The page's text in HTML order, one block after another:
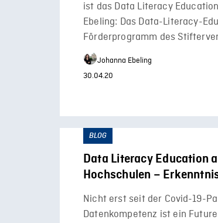
ist das Data Literacy
Ebeling: Das Data-Literacy-
Förderprogramm des
Johanna Ebeling
30.04.20
BLOG
Data Literacy Education
Hochschulen –
Nicht erst seit der Covid-19-
Datenkompetenz ist ein